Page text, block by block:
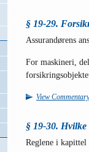
§ 19-29.
Assurandørens
For maskineri,
View Commentary
§ 19-30. Hvilke
Reglene i